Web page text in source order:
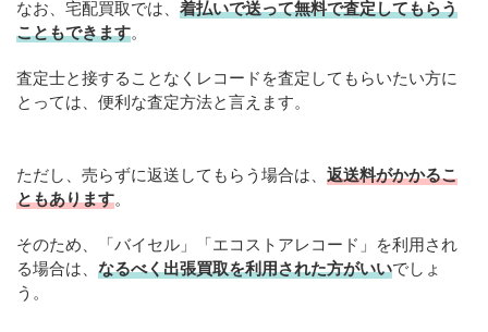
なお、宅配買取では、 着払いで送って無料で査定してもらう
こともできます。
査定士と接することなくレコードを査定してもらいたい方に
とっては、便利な査定方法と言えます。
ただし、売らずに返送してもらう場合は、 返送料がかかるこ
ともあります。
そのため、「バイセル」「エコストアレコード」を利用され
る場合は、 なるべく出張買取を利用された方がいいでしょ
う。